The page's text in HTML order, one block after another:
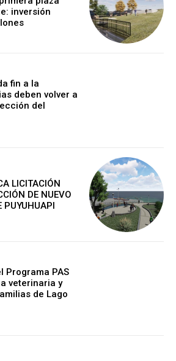
inversión
fin a la
deben volver a
del
LICITACIÓN
DE NUEVO
PUYUHUAPI
Programa PAS
veterinaria y
de Lago